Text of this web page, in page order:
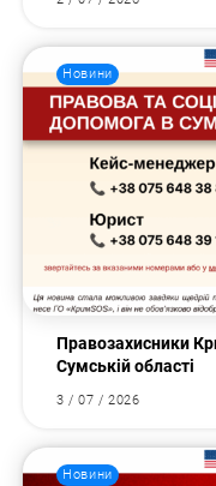
Новини
Правозахисники
Сумській області
3 / 07 / 2026
Новини